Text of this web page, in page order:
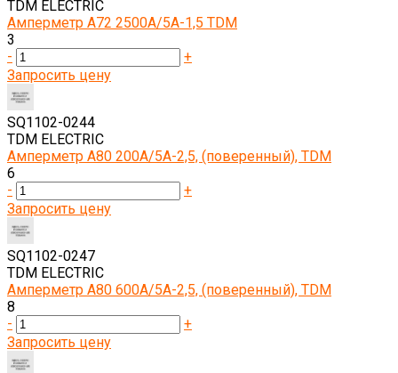
TDM ELECTRIC
Амперметр А72 2500А/5А-1,5 TDM
3
-
+
Запросить цену
SQ1102-0244
TDM ELECTRIC
Амперметр А80 200А/5А-2,5, (поверенный), TDM
6
-
+
Запросить цену
SQ1102-0247
TDM ELECTRIC
Амперметр А80 600А/5А-2,5, (поверенный), TDM
8
-
+
Запросить цену